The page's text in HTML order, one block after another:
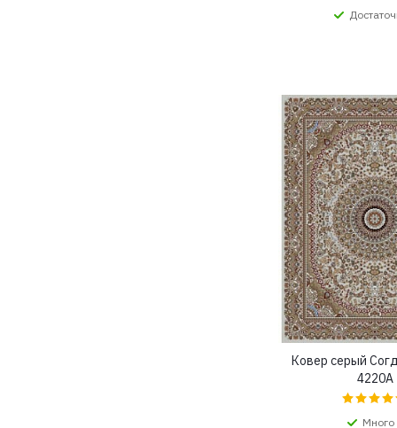
Ковер серый
4220A
Много